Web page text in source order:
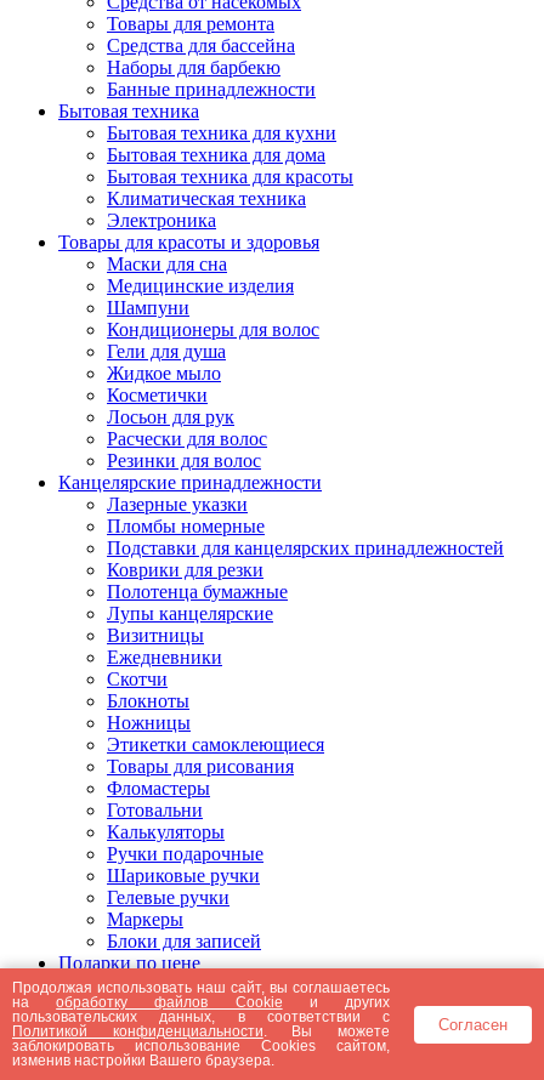
Товары для ремонта
Средства для бассейна
Наборы для барбекю
Банные принадлежности
Бытовая техника
Бытовая техника для кухни
Бытовая техника для дома
Бытовая техника для красоты
Климатическая техника
Электроника
Товары для красоты и здоровья
Маски для сна
Медицинские изделия
Шампуни
Кондиционеры для волос
Гели для душа
Жидкое мыло
Косметички
Лосьон для рук
Расчески для волос
Резинки для волос
Канцелярские принадлежности
Лазерные указки
Пломбы номерные
Подставки для канцелярских принадлежностей
Коврики для резки
Полотенца бумажные
Лупы канцелярские
Визитницы
Ежедневники
Скотчи
Блокноты
Ножницы
Этикетки самоклеющиеся
Товары для рисования
Фломастеры
Готовальни
Калькуляторы
Ручки подарочные
Шариковые ручки
Гелевые ручки
Маркеры
Блоки для записей
Подарки по цене
Подарки от 5000 рублей
Подарки до 5000 рублей
Подарки до 3000 рублей
Подарки до 2000 рублей
Подарки до 1000 рублей
Продолжая использовать наш сайт, вы соглашаетесь
наобработку файлов Cookie и других
пользовательских данных, в соответствии с
Политикой конфиденциальности . Вы можете
заблокировать использование Cookies сайтом,
изменив настройки Вашего браузера.
Согласен